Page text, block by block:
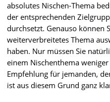
absolutes Nischen-Thema
der entsprechenden
durchsetzt. Genauso können
weiterverbreitetes Thema
haben. Nur müssen Sie
einem Nischenthema
Empfehlung für jemanden,
ist aus diesem Grund ganz